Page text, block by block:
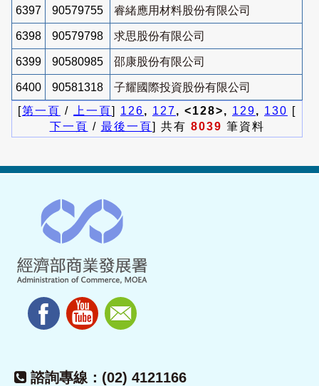
6397 90579755 睿緒應用材料股份有限公司
6398 90579798 求思股份有限公司
6399 90580985 邵康股份有限公司
6400 90581318
子耀國際投資股份有限公司
[第一頁 / 上一頁] 126, 127, <128>, 129, 130 [
下一頁 / 最後一頁] 共有 8039 筆資料
諮詢專線：(02) 4121166